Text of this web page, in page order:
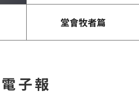
堂會牧者篇
電子報